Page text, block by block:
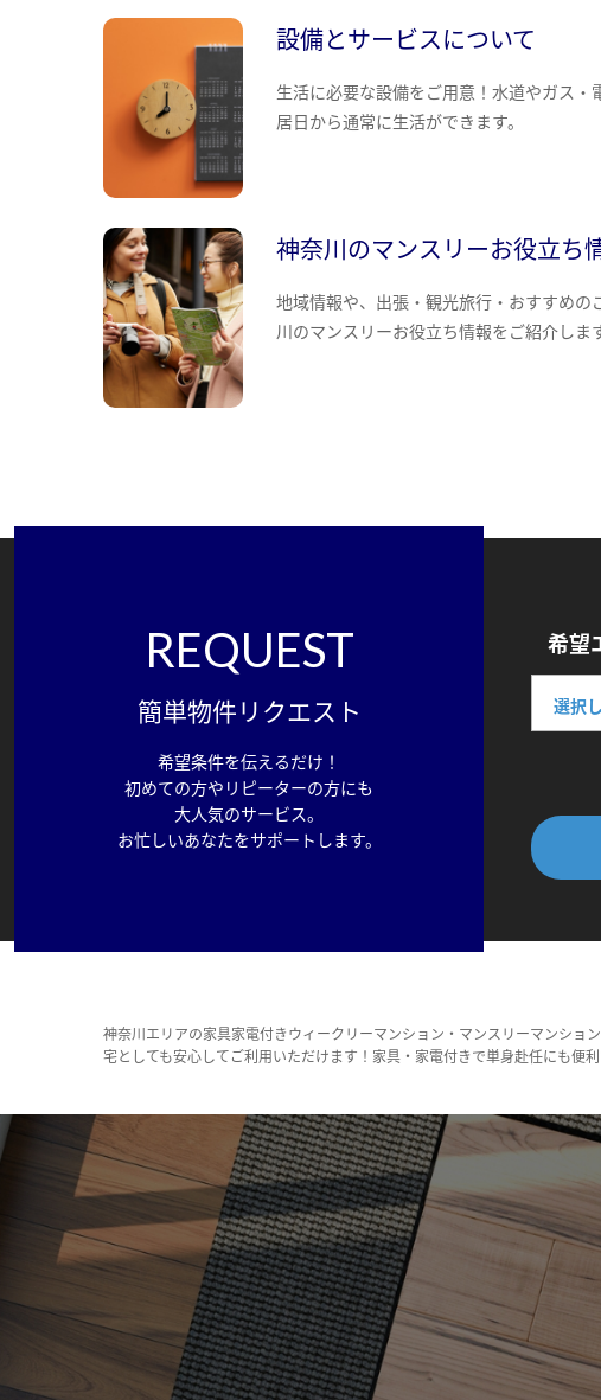
設備とサービスについて
生活に必要な設備をご用意！水道やガス・
居日から通常に生活ができます。
神奈川のマンスリーお役立ち
地域情報や、出張・観光旅行・おすすめの
川のマンスリーお役立ち情報をご紹介します
REQUEST
簡単物件リクエスト
希望条件を伝えるだけ！
初めての方やリピーターの方にも
大人気のサービス。
お忙しいあなたをサポートします。
希望
神奈川エリアの家具家電付きウィークリーマンション・マンスリーマンショ
宅としても安心してご利用いただけます！家具・家電付きで単身赴任にも便利